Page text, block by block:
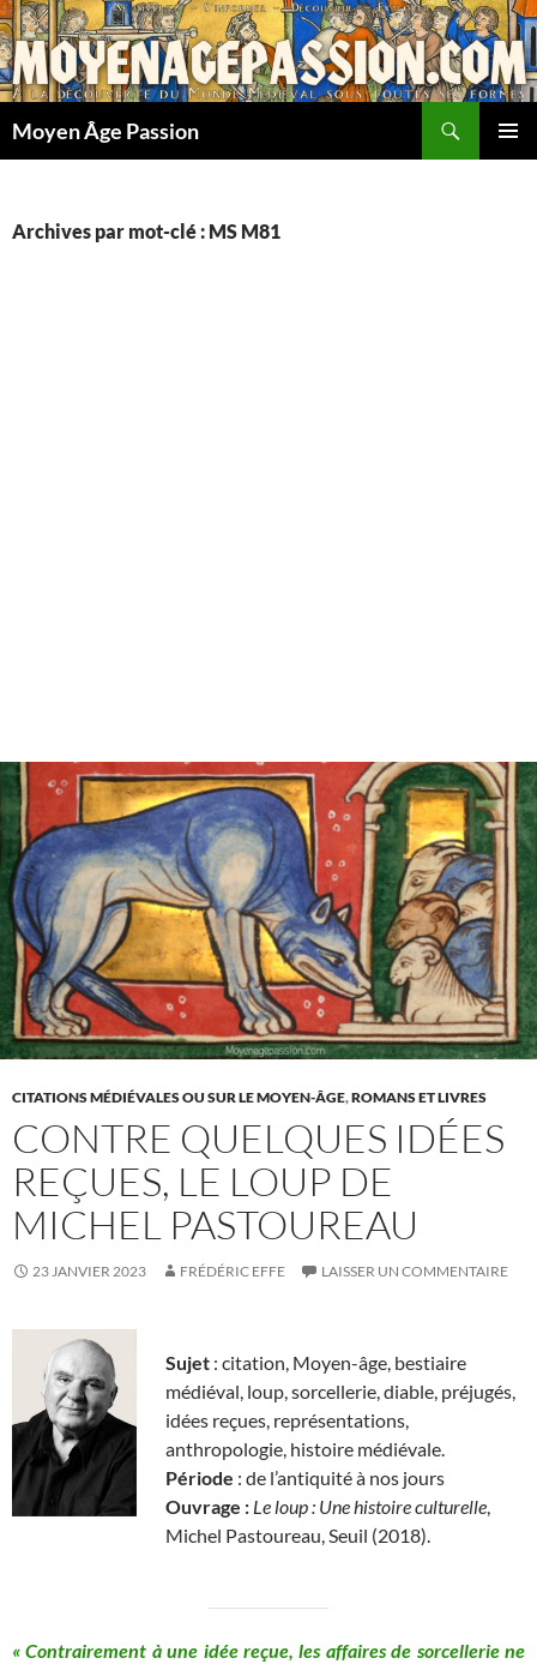
Aller
au
contenu
Moyen Âge Passion
Archives par mot-clé : MS M81
CITATIONS MÉDIÉVALES OU SUR LE MOYEN-ÂGE,ROMANS ET LIVRES
CONTRE QUELQUES IDÉES
REÇUES, LE LOUP DE
MICHEL PASTOUREAU
23 JANVIER 2023 FRÉDÉRIC EFFE LAISSER UN COMMENTAIRE
Sujet : citation, Moyen-âge, bestiaire
médiéval, loup, sorcellerie, diable, préjugés,
idées reçues, représentations,
anthropologie, histoire médiévale.
Période : de l’antiquité à nos jours
Ouvrage : Le loup : Une histoire culturelle,
Michel Pastoureau, Seuil (2018).
« Contrairement à une idée reçue, les affaires de sorcellerie ne